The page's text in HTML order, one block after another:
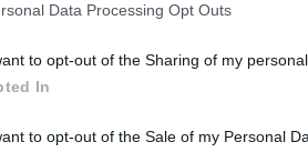
Data Processing Opt Outs
to opt-out of the Sharing of my personal
In
to opt-out of the Sale of my Personal